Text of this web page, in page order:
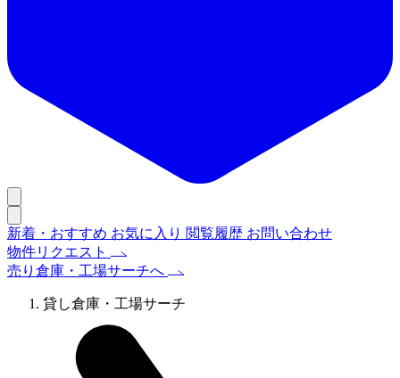
新着・おすすめ お気に入り 閲覧履歴 お問い合わせ
物件リクエスト
売り倉庫・工場サーチへ
貸し倉庫・工場サーチ